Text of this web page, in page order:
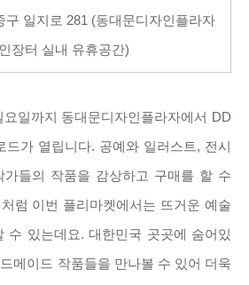
구 일지로 281 (동대문디자인플라자
장터 실내 유휴공간)
일까지 동대문디자인플라자에서 DD
드가 열립니다. 공예와 일러스트, 전시
가들의 작품을 감상하고 구매를 할 수
럼 이번 플리마켓에서는 뜨거운 예술
수 있는데요. 대한민국 곳곳에 숨어있
메이드 작품들을 만나볼 수 있어 더욱